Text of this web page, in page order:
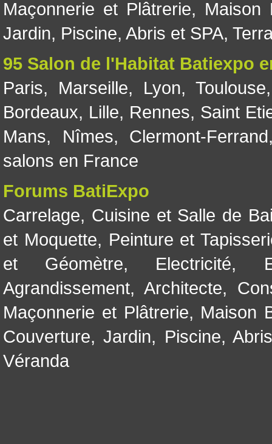
Maçonnerie et Plâtrerie, Maison
Jardin, Piscine, Abris et SPA,
95 Salon de l'Habitat Batiexpo
Paris, Marseille, Lyon, Toulouse
Bordeaux, Lille, Rennes, Saint
Mans, Nîmes, Clermont-Ferrand
salons en France
Forums BatiExpo
Carrelage, Cuisine et Salle de
et Moquette, Peinture et
et Géomètre, Electricité,
Agrandissement, Architecte,
Maçonnerie et Plâtrerie, Maison
Couverture,Jardin, Piscine,
Véranda